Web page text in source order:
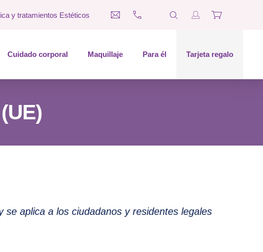
y tratamientos Estéticos
Cuidado corporal Maquillaje Para él Tarjeta regalo
aplica a los ciudadanos y residentes legales